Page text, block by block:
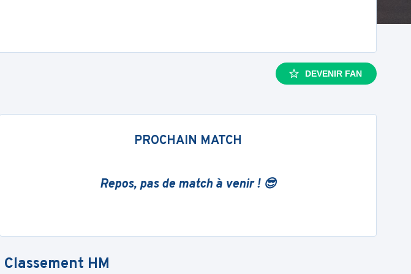
DEVENIR FAN
PROCHAIN MATCH
Repos, pas de match à venir ! 😎
Classement HM